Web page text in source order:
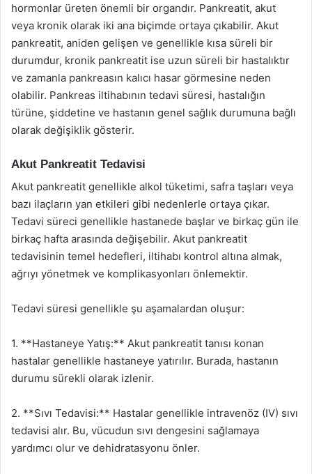
hormonlar üreten önemli bir organdır. Pankreatit, akut
veya kronik olarak iki ana biçimde ortaya çıkabilir. Akut
pankreatit, aniden gelişen ve genellikle kısa süreli bir
durumdur, kronik pankreatit ise uzun süreli bir hastalıktır
ve zamanla pankreasın kalıcı hasar görmesine neden
olabilir. Pankreas iltihabının tedavi süresi, hastalığın
türüne, şiddetine ve hastanın genel sağlık durumuna bağlı
olarak değişiklik gösterir.
Akut Pankreatit Tedavisi
Akut pankreatit genellikle alkol tüketimi, safra taşları veya
bazı ilaçların yan etkileri gibi nedenlerle ortaya çıkar.
Tedavi süreci genellikle hastanede başlar ve birkaç gün ile
birkaç hafta arasında değişebilir. Akut pankreatit
tedavisinin temel hedefleri, iltihabı kontrol altına almak,
ağrıyı yönetmek ve komplikasyonları önlemektir.
Tedavi süresi genellikle şu aşamalardan oluşur:
1. **Hastaneye Yatış:** Akut pankreatit tanısı konan
hastalar genellikle hastaneye yatırılır. Burada, hastanın
durumu sürekli olarak izlenir.
2. **Sıvı Tedavisi:** Hastalar genellikle intravenöz (IV) sıvı
tedavisi alır. Bu, vücudun sıvı dengesini sağlamaya
yardımcı olur ve dehidratasyonu önler.